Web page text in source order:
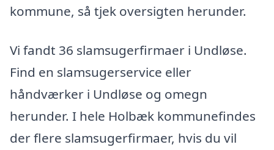
kommune, så tjek oversigten herunder.
Vi fandt 36 slamsugerfirmaer i Undløse.
Find en slamsugerservice eller
håndværker i Undløse og omegn
herunder. I hele Holbæk kommunefindes
der flere slamsugerfirmaer, hvis du vil